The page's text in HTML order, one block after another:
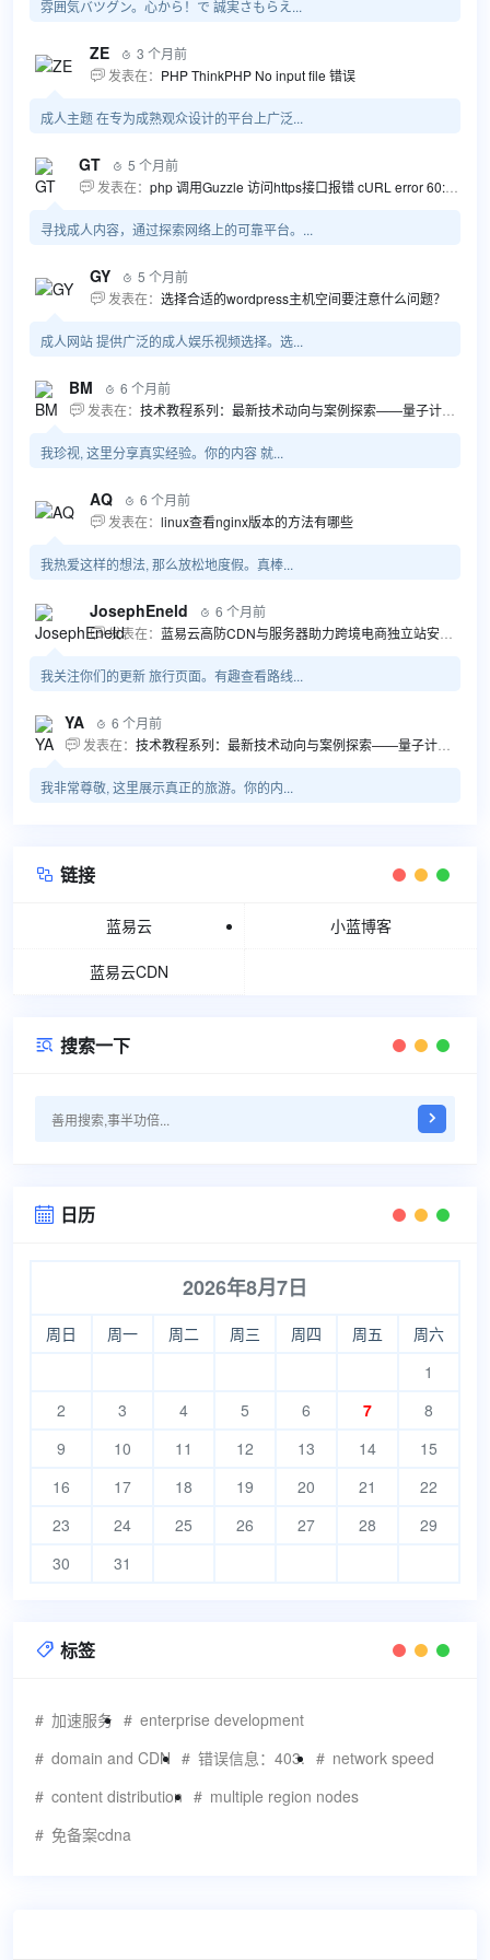
雰囲気バツグン。心から！で 誠実さもらえ...
ZE  3 个月前
 发表在： PHP ThinkPHP No input file 错误
成人主题 在专为成熟观众设计的平台上广泛...
GT  5 个月前
 发表在： php 调用Guzzle 访问https接口报错 cURL error 60: SSL certificate problem...
寻找成人内容，通过探索网络上的可靠平台。...
GY  5 个月前
 发表在： 选择合适的wordpress主机空间要注意什么问题？
成人网站 提供广泛的成人娱乐视频选择。选...
BM  6 个月前
 发表在： 技术教程系列：最新技术动向与案例探索——量子计算商业应用揭秘 该教程将深入探索最新技术动态，重点关注量子计算技术在商业领域的应用，结合具体案例阐述其背景、起因、经过和结果。同时，强调技术文档和运维文档的重要性，揭示它们在新技术发展和行业标准...
我珍视, 这里分享真实经验。你的内容 就...
AQ  6 个月前
 发表在： linux查看nginx版本的方法有哪些
我热爱这样的想法, 那么放松地度假。真棒...
JosephEneld  6 个月前
 发表在： 蓝易云高防CDN与服务器助力跨境电商独立站安全高效发展
我关注你们的更新 旅行页面。有趣查看路线...
YA  6 个月前
 发表在： 技术教程系列：最新技术动向与案例探索——量子计算商业应用揭秘 该教程将深入探索最新技术动态，重点关注量子计算技术在商业领域的应用，结合具体案例阐述其背景、起因、经过和结果。同时，强调技术文档和运维文档的重要性，揭示它们在新技术发展和行业标准...
我非常尊敬, 这里展示真正的旅游。你的内...
 链接
蓝易云 小蓝博客
蓝易云CDN
 搜索一下
 日历
2026年8月7日
周日 周一 周二 周三 周四 周五
周六
1
2
3 4 5 6 7
8
9
10 11 12 13 14
15
16
17 18 19 20 21
22
23
24 25 26 27 28
29
30
31
 标签
加速服务
enterprise development
domain and CDN
错误信息：403.
network speed
content distribution
multiple region nodes
免备案cdna